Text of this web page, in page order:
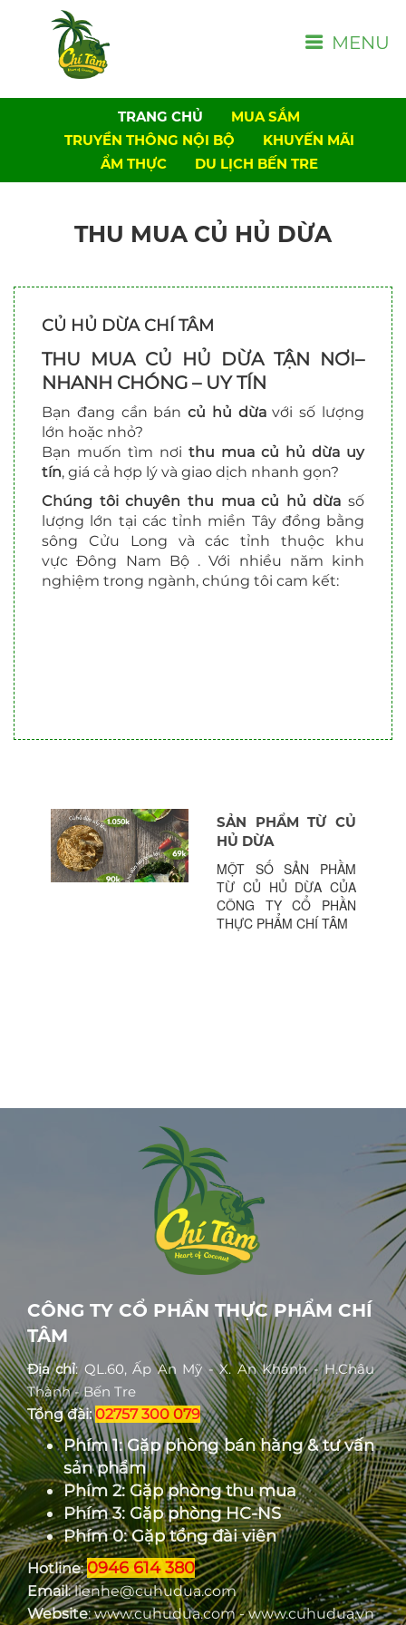
TRANG CHỦ
MUA SẮM
TRUYỀN THÔNG NỘI BỘ
KHUYẾN MÃI
ẨM THỰC
DU LỊCH BẾN TRE
THU MUA CỦ HỦ DỪA
CỦ HỦ DỪA CHÍ TÂM
THU MUA CỦ HỦ DỪA TẬN NƠI–
NHANH CHÓNG – UY TÍN
Bạn đang cần báncủ hủ dừavới số lượng
lớn hoặc nhỏ?
Bạn muốn tìm nơi thu mua củ hủ dừa uy
tín, giá cả hợp lý và giao dịch nhanh gọn?
Chúng tôi chuyên thu mua củ hủ dừa số
lượng lớn tại các tỉnh miền Tây đồng bằng
sông Cửu Long và các tỉnh thuộc khu
vực Đông Nam Bộ . Với nhiều năm kinh
nghiệm trong ngành, chúng tôi cam kết:
SẢN PHẨM TỪ CỦ
HỦ DỪA
MỘT SỐ SẢN PHẦM
TỪ CỦ HỦ DỪA CỦA
CÔNG TY CỔ PHẦN
THỰC PHẨM CHÍ TÂM
CÔNG TY CỔ PHẦN THỰC PHẨM CHÍ
TÂM
Địa chỉ: QL.60, Ấp An Mỹ - X. An Khánh - H.Châu
Thành - Bến Tre
Tổng đài:02757 300 079
Phím 1: Gặp phòng bán hàng & tư vấn
sản phẩm
Phím 2: Gặp phòng thu mua
Phím 3: Gặp phòng HC-NS
Phím 0: Gặp tổng đài viên
Hotline:0946 614 380
Email: lienhe@cuhudua.com
Website: www.cuhudua.com - www.cuhudua.vn
MENU